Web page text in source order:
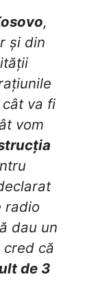
,
și din
va fi
vom
radio
dau un
că
de 3